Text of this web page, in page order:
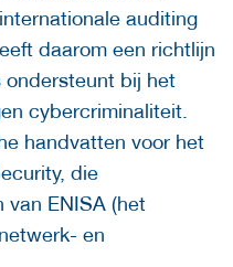
auditing
daarom een richtlijn
ondersteunt bij het
cybercriminaliteit.
handvatten voor het
die
van ENISA (het
en